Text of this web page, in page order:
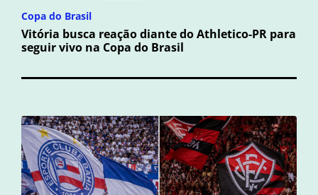
Copa do Brasil
Vitória busca reação diante do Athletico-PR para
seguir vivo na Copa do Brasil